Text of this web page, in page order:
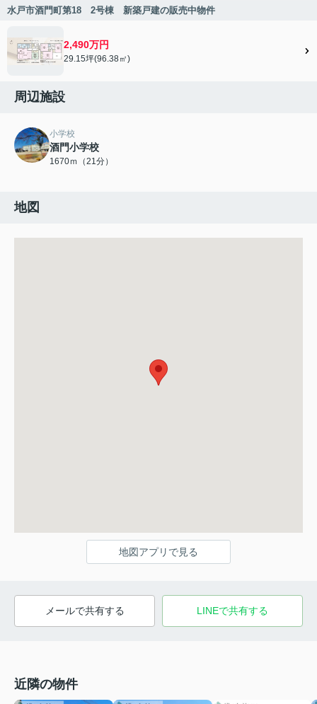
水戸市酒門町第18 2号棟 新築戸建の販売中物件
2,490万円
29.15坪(96.38㎡)
周辺施設
小学校
酒門小学校
1670ｍ（21分）
地図
地図アプリで見る
メールで共有する LINEで共有する
近隣の物件